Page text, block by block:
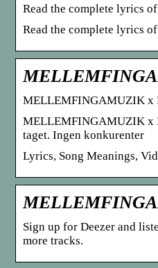
Read the complete lyrics
Read the complete lyrics
MELLEMFINGAMUZIK x
MELLEMFINGAMUZIK x
taget. Ingen konkurenter
Lyrics, Song Meanings,
Sign up for Deezer and
more tracks.